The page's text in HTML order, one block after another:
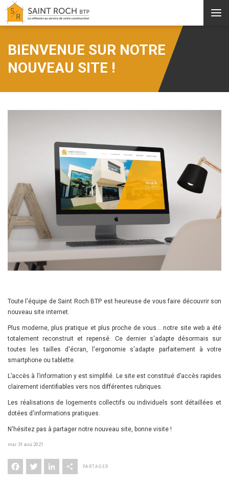
Aller au contenu principal
BIENVENUE SUR NOTRE
NOUVEAU SITE !
Toute l'équipe de Saint Roch BTP est heureuse de vous faire découvrir son
nouveau site internet.
Plus moderne, plus pratique et plus proche de vous… notre site web a été
totalement reconstruit et repensé. Ce dernier s'adapte désormais sur
toutes les tailles d'écran, l'ergonomie s'adapte parfaitement à votre
smartphone ou tablette.
L’accès à l’information y est simplifié. Le site est constitué d’accès rapides
clairement identifiables vers nos différentes rubriques.
Les réalisations de logements collectifs ou individuels sont détaillées et
dotées d'informations pratiques.
N'hésitez pas à partager notre nouveau site, bonne visite !
mar 31 aoû 2021
Facebook
Twitter LinkedInShare